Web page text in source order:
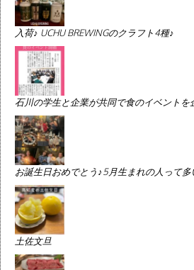
入荷♪ UCHU BREWINGのクラフト4種♪
石川の学生と企業が共同で食のイベントを
お誕生日おめでとう♪5月生まれの人って多
土佐文旦